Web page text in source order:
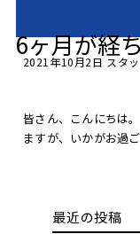
6ヶ月が経
2021年10月2日 スタ
皆さん、こんにちは
ますが、いかがお過
最近の投稿